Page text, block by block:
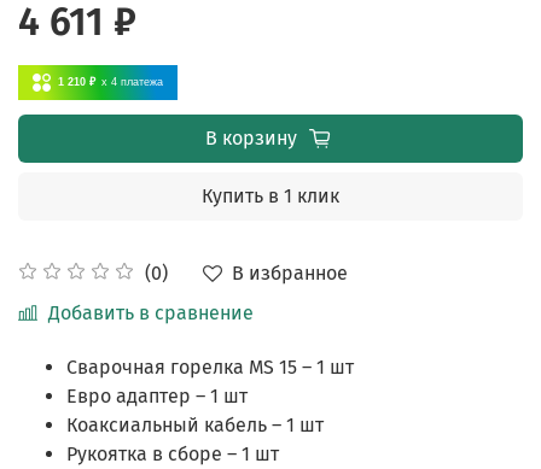
(0)
В избранное
Добавить в сравнение
4 611 ₽
1 210 ₽ x 4 платежа
В корзину
Купить в 1 клик
Сварочная горелка MS 15 – 1 шт
Евро адаптер – 1 шт
Коаксиальный кабель – 1 шт
Рукоятка в сборе – 1 шт